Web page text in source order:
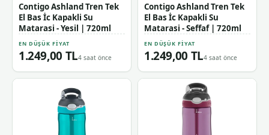
Contigo Ashland Tren Tek
El Bas İc Kapakli Su
Matarasi - Yesil | 720ml
EN DÜŞÜK FIYAT
1.249,00 TL4 saat önce
Contigo Ashland Tren Tek
El Bas İc Kapakli Su
Matarasi - Seffaf | 720ml
EN DÜŞÜK FIYAT
1.249,00 TL4 saat önce